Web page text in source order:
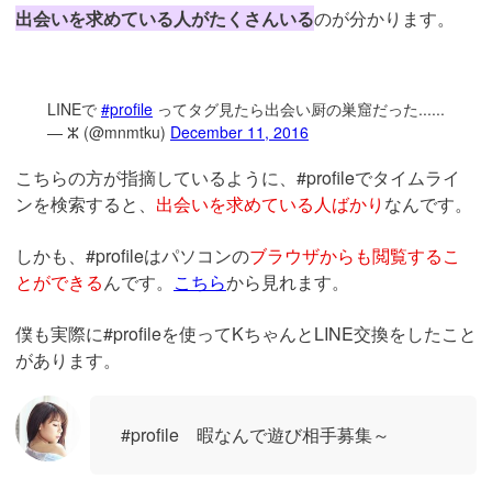
出会いを求めている人がたくさんいるのが分かります。
LINEで #profile ってタグ見たら出会い厨の巣窟だった......
— ⵣ (@mnmtku) December 11, 2016
こちらの方が指摘しているように、#profileでタイムライ
ンを検索すると、 出会いを求めている人ばかり なんです。
しかも、#profileはパソコンのブラウザからも閲覧するこ
とができるんです。 こちらから見れます。
僕も実際に#profileを使ってKちゃんとLINE交換をしたこと
があります。
#profile 暇なんで遊び相手募集～